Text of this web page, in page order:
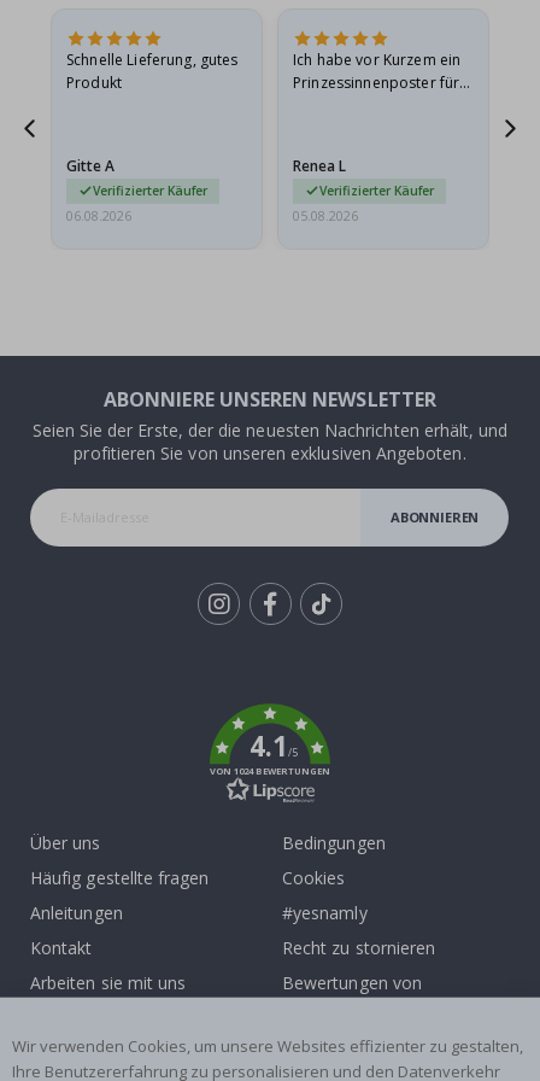
Schnelle Lieferung, gutes
Produkt
Gitte A
Verifizierter Käufer
06.08.2026
Ich habe vor Kurzem ein
Prinzessinnenposter für
beschädigt…
Renea L
Verifizierter Käufer
05.08.2026
ABONNIERE UNSEREN NEWSLETTER
Seien Sie der Erste, der die neuesten Nachrichten erhält, und
profitieren Sie von unseren exklusiven Angeboten.
ABONNIEREN
4.1/5
VON 1024 BEWERTUNGEN
Über uns
Häufig gestellte fragen
Anleitungen
Kontakt
Arbeiten sie mit uns
Inspiration
Bedingungen
Cookies
#yesnamly
Recht zu stornieren
Bewertungen von
Wir verwenden Cookies, um unsere Websites effizienter zu gestalten,
Ihre Benutzererfahrung zu personalisieren und den Datenverkehr